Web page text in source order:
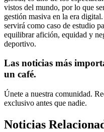
vistos del mundo, por lo que
gestión masiva en la era
servirá como caso de estudio
equilibrar afición, equidad y
deportivo.
Las noticias más
un café.
Únete a nuestra comunidad.
exclusivo antes que nadie.
Noticias